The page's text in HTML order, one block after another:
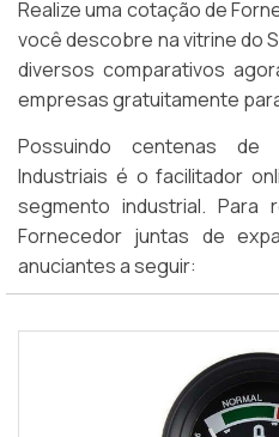
Realize uma cotação de
você descobre na vitrine do
diversos comparativos
empresas gratuitamente
Possuindo centenas de
Industriais é o facilitador
segmento industrial. Para
Fornecedor juntas de
anuciantes a seguir: